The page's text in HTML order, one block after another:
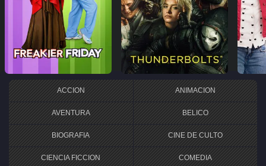
ACCION ANIMACION
AVENTURA BELICO
BIOGRAFIA CINE DE CULTO
CIENCIA FICCION COMEDIA